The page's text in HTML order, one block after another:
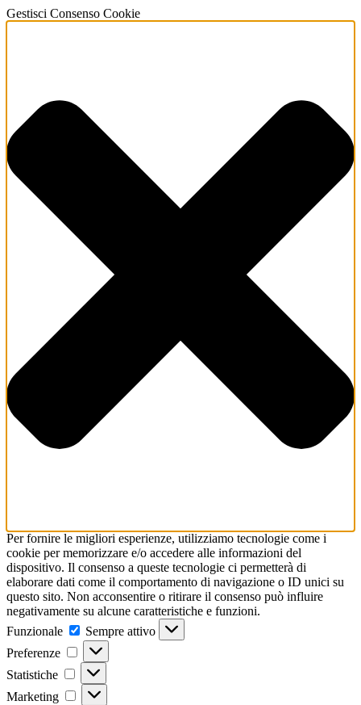
Gestisci Consenso Cookie
Per fornire le migliori esperienze, utilizziamo tecnologie come i
cookie per memorizzare e/o accedere alle informazioni del
dispositivo. Il consenso a queste tecnologie ci permetterà di
elaborare dati come il comportamento di navigazione o ID unici su
questo sito. Non acconsentire o ritirare il consenso può influire
negativamente su alcune caratteristiche e funzioni.
Funzionale
Funzionale
Sempre attivo
Preferenze
Preferenze
Statistiche Statistiche
Marketing Marketing